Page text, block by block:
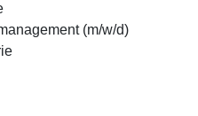
(m/w/d)